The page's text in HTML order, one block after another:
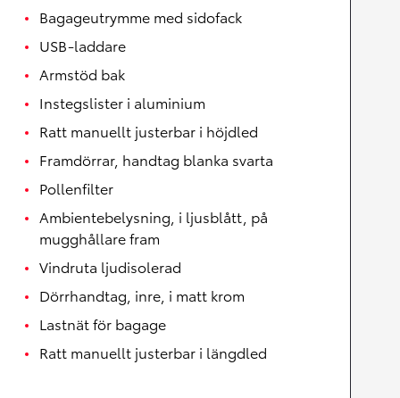
Bagageutrymme med sidofack
USB-laddare
Armstöd bak
Instegslister i aluminium
Ratt manuellt justerbar i höjdled
Framdörrar, handtag blanka svarta
Pollenfilter
Ambientebelysning, i ljusblått, på
mugghållare fram
Vindruta ljudisolerad
Dörrhandtag, inre, i matt krom
Lastnät för bagage
Ratt manuellt justerbar i längdled